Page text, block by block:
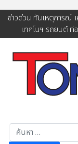
ข่าวด่วน ทันเหตุการณ์
เทคโนฯ รถยนต์ ท่